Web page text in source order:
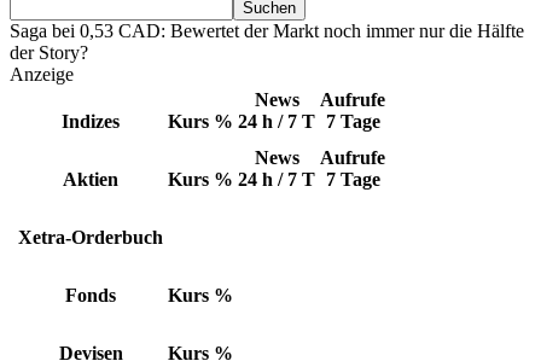
Saga bei 0,53 CAD: Bewertet der Markt noch immer nur die Hälfte
der Story?
Anzeige
Indizes Kurs %
News
24 h / 7 T
Aufrufe
7 Tage
Aktien Kurs %
News
24 h / 7 T
Aufrufe
7 Tage
Xetra-Orderbuch
Fonds Kurs %
Devisen Kurs %